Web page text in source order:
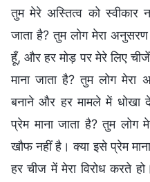
तुम मेरे अस्तित्व को स्वीकार
जाता है? तुम लोग मेरा
हूँ, और हर मोड़ पर मेरे लिए
माना जाता है? तुम लोग
बनाने और हर मामले में धोखा
प्रेम माना जाता है? तुम लोग
खौफ नहीं है। क्या इसे प्रेम
हर चीज में मेरा विरोध करते